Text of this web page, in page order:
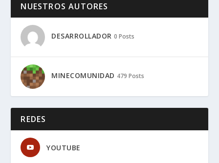
NUESTROS AUTORES
DESARROLLADOR 0 Posts
MINECOMUNIDAD 479 Posts
REDES
YOUTUBE